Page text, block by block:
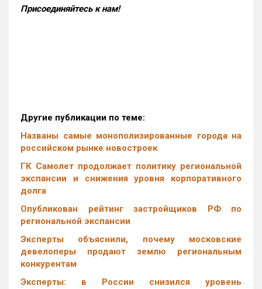
Присоединяйтесь к нам!
Другие публикации по теме:
Названы самые монополизированные города на
российском рынке новостроек
ГК Самолет продолжает политику региональной
экспансии и снижения уровня корпоративного
долга
Опубликован рейтинг застройщиков РФ по
региональной экспансии
Эксперты объяснили, почему московские
девелоперы продают землю региональным
конкурентам
Эксперты: в России снизился уровень